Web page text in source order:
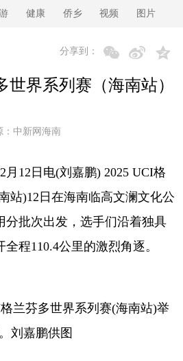
健康 侨乡 视频 图片
分享到：
世界系列赛（海南站）
中新网海南
12日电(刘嘉鹏) 2025 UCI格
站)12日在海南临高文澜文化公
分批次出发，选手们沿着独具
程110.4公里的激烈角逐。
兰芬多世界系列赛(海南站)举
刘嘉鹏供图